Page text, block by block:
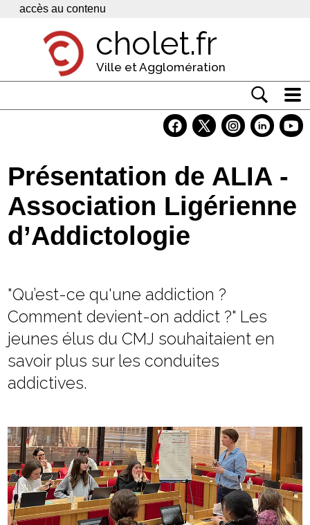
Panneau de gestion des cookies
accès au contenu
cholet.fr
Ville et Agglomération
Economie
Services
Contacts
Présentation de ALIA -
Association Ligérienne
d’Addictologie
"Qu’est-ce qu'une addiction ?
Comment devient-on addict ?" Les
jeunes élus du CMJ souhaitaient en
savoir plus sur les conduites
addictives.